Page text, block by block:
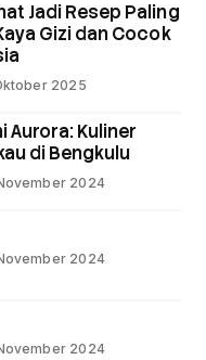
Jadi Resep Paling
Gizi dan Cocok
2025
Aurora: Kuliner
di Bengkulu
2024
2024
2024